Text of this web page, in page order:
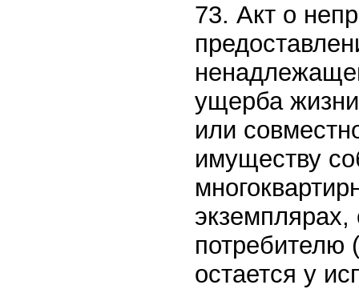
73. Акт о
ущерба
или
имуществу
экземплярах,
потребителю
остается у